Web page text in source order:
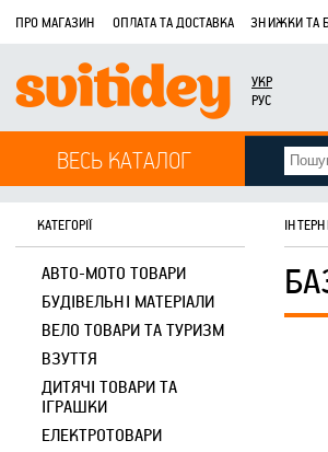
ПРО МАГАЗИН ОПЛАТА ТА ДОСТАВКА ЗНИЖКИ ТА
УКР
РУС
ВЕСЬ КАТАЛОГ
КАТЕГОРІЇ
АВТО-МОТО ТОВАРИ
БУДІВЕЛЬНІ МАТЕРІАЛИ
ВЕЛО ТОВАРИ ТА ТУРИЗМ
ВЗУТТЯ
ДИТЯЧІ ТОВАРИ ТА
ІГРАШКИ
ЕЛЕКТРОТОВАРИ